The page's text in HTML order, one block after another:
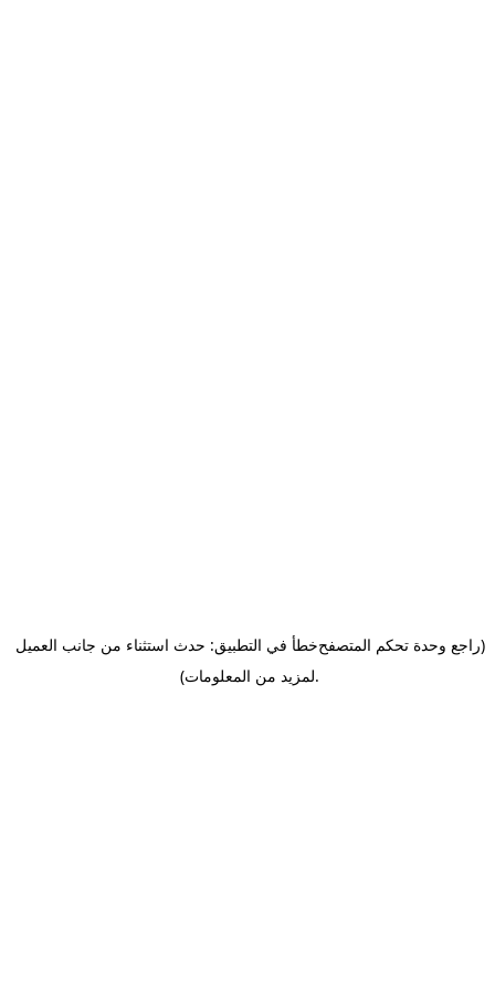
خطأ في التطبيق: حدث استثناء من جانب العميل(راجع وحدة تحكم المتصفح
لمزيد من المعلومات).